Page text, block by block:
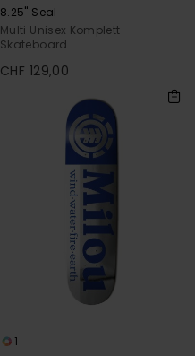
8.25" Seal
Multi Unisex Komplett-
Skateboard
CHF 129,00
1